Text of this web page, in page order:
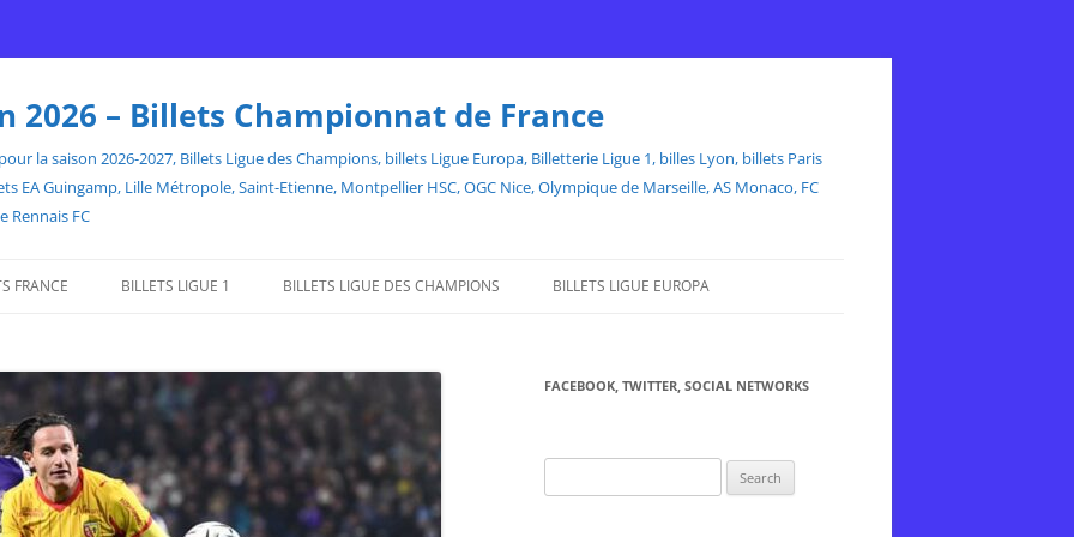
2026 – Billets Championnat de France
la saison 2026-2027, Billets Ligue des Champions, billets Ligue Europa, Billetterie Ligue 1, billes Lyon, billets Paris
EA Guingamp, Lille Métropole, Saint-Etienne, Montpellier HSC, OGC Nice, Olympique de Marseille, AS Monaco, FC
Rennais FC
FRANCE BILLETS LIGUE 1 BILLETS LIGUE DES CHAMPIONS BILLETS LIGUE EUROPA
FACEBOOK, TWITTER, SOCIAL NETWORKS
for: